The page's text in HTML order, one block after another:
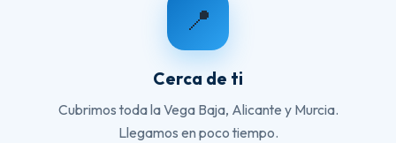
📍
Cerca de ti
Cubrimos toda la Vega Baja, Alicante y Murcia.
Llegamos en poco tiempo.